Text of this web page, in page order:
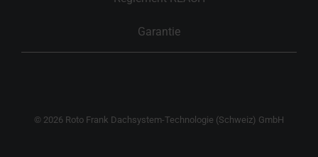
Garantie
© 2026 Roto Frank Dachsystem-Technologie (Schweiz) GmbH